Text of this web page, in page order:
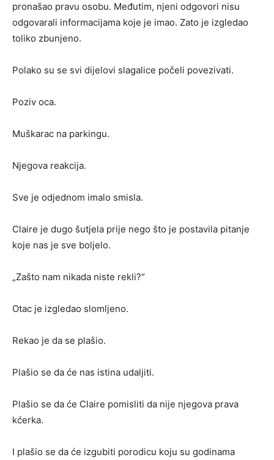
pronašao pravu osobu. Međutim, njeni odgovori nisu
odgovarali informacijama koje je imao. Zato je izgledao
toliko zbunjeno.
Polako su se svi dijelovi slagalice počeli povezivati.
Poziv oca.
Muškarac na parkingu.
Njegova reakcija.
Sve je odjednom imalo smisla.
Claire je dugo šutjela prije nego što je postavila pitanje
koje nas je sve boljelo.
„Zašto nam nikada niste rekli?“
Otac je izgledao slomljeno.
Rekao je da se plašio.
Plašio se da će nas istina udaljiti.
Plašio se da će Claire pomisliti da nije njegova prava
kćerka.
I plašio se da će izgubiti porodicu koju su godinama